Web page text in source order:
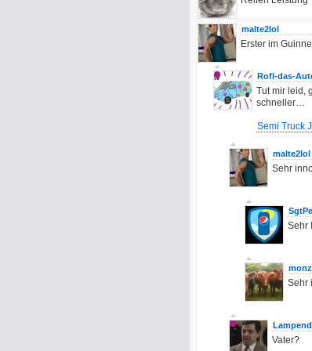
malte2lol
Erster im
Rofl-das-
Tut mir leid,
schneller…
Semi Truck
malte2lol
Sehr
Sehr
monz
Sehr
Vater?